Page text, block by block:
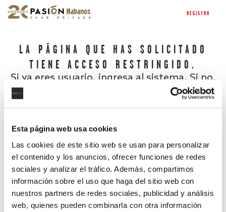
Esta página web usa cookies
Las cookies de este sitio web se usan para personalizar
el contenido y los anuncios, ofrecer funciones de redes
sociales y analizar el tráfico. Además, compartimos
información sobre el uso que haga del sitio web con
nuestros partners de redes sociales, publicidad y análisis
web, quienes pueden combinarla con otra información
REGISTRO
LA PÁGINA QUE HAS SOLICITADO
TIENE ACCESO RESTRINGIDO.
Si ya eres usuario, ingresa al sistema. Si no,
¿Has olvidado tu contraseña?